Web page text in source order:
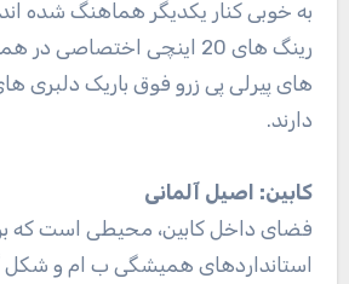
به خوبی کنار یکدیگر هماهنگ شده
رینگ های 20 اینچی اختصاصی
های پیرلی پی زرو فوق باریک دلبری
دارند.
کابین: اصیل آلمانی
فضای داخل کابین، محیطی است که
استانداردهای همیشگی ب ام و شکل